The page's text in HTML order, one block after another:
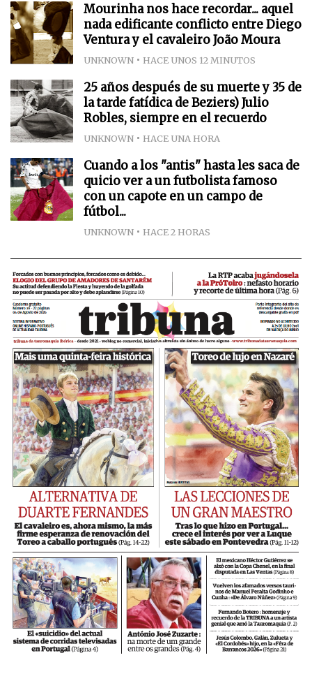
Mourinha nos hace recordar... aquel
nada edificante conflicto entre Diego
Ventura y el cavaleiro João Moura
UNKNOWN HACE UNOS 12 MINUTOS
25 años después de su muerte y 35 de
la tarde fatídica de Beziers) Julio
Robles, siempre en el recuerdo
UNKNOWN HACE UNA HORA
Cuando a los "antis" hasta les saca de
quicio ver a un futbolista famoso
con un capote en un campo de
fútbol...
UNKNOWN HACE 2 HORAS